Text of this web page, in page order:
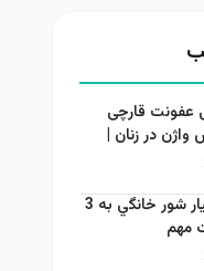
عفونت قارچی
واژن در زنان |
ایمن و کاربردی
طرز تهيه خیار شور خانگي به 3
مهم